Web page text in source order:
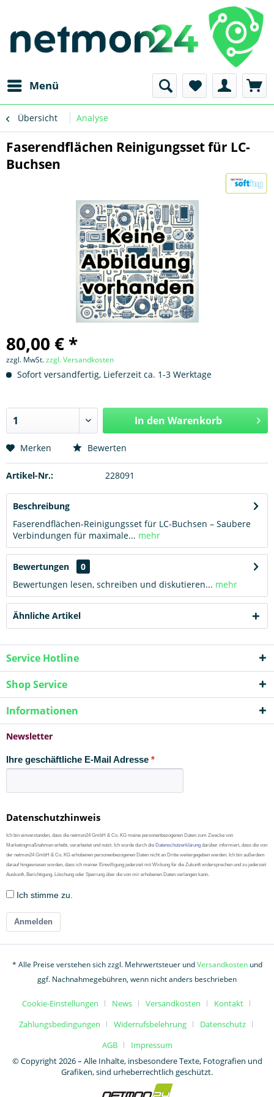
Menü
Übersicht Analyse
Faserendflächen Reinigungsset für LC-
Buchsen
80,00 € *
zzgl. MwSt.zzgl. Versandkosten
Sofort versandfertig, Lieferzeit ca. 1-3 Werktage
In den Warenkorb
Merken Bewerten
Artikel-Nr.: 228091
Beschreibung
Faserendflächen-Reinigungsset für LC-Buchsen – Saubere
Verbindungen für maximale... mehr
Bewertungen
0
Bewertungen lesen, schreiben und diskutieren... mehr
Ähnliche Artikel
Service Hotline
Shop Service
Informationen
Newsletter
Ihre geschäftliche E-Mail Adresse
Datenschutzhinweis
Ich bin einverstanden, dass die netmon24 GmbH & Co. KG meine personenbezogenen Daten zum Zwecke von
Marketingmaßnahmen erhebt, verarbeitet und nutzt. Ich wurde durch die Datenschutzerklärung darüber informiert, dass die von
der netmon24 GmbH & Co. KG erhobenen personenbezogenen Daten nicht an Dritte weitergegeben werden. Ich bin außerdem
darauf hingewiesen worden, dass ich meiner Einwilligung jederzeit mit Wirkung für die Zukunft widersprechen und zu jederzeit
Auskunft, Berichtigung, Löschung oder Sperrung über die von mir erhobenen Daten verlangen kann.
Ich stimme zu.
Anmelden
* Alle Preise verstehen sich zzgl. Mehrwertsteuer undVersandkostenund
ggf. Nachnahmegebühren, wenn nicht anders beschrieben
Cookie-Einstellungen News Versandkosten
Kontakt
Zahlungsbedingungen
Widerrufsbelehrung
Datenschutz
AGB
Impressum
© Copyright 2026 – Alle Inhalte, insbesondere Texte, Fotografien und
Grafiken, sind urheberrechtlich geschützt.